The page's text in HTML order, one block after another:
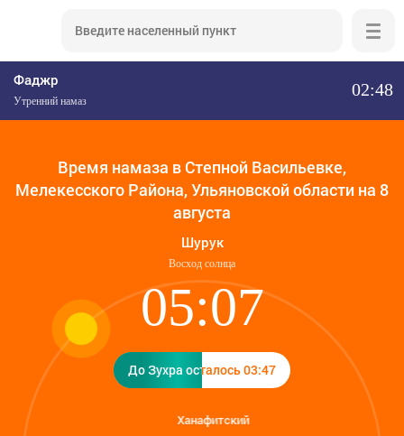
Фаджр
Утренний намаз
02:48
Ханафитский
Время намаза в Степной Васильевке,
Мелекесского Района, Ульяновской области на 8
августа
Шурук
Восход солнца
05:07
До Зухра осталось 03:47
До Зухра осталось 03:47